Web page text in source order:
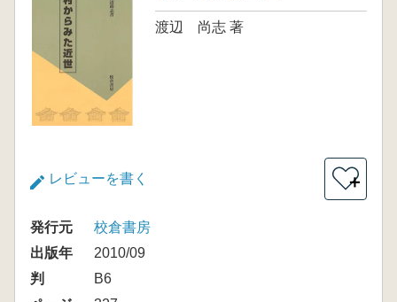
渡辺 尚志 著
レビューを書く ＋
発行元
校倉書房
出版年
2010/09
判
B6